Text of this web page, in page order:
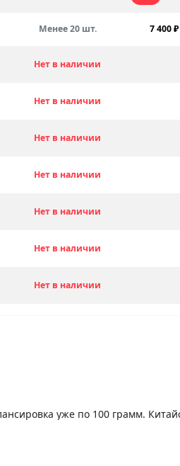
Менее 20 шт. 7 400 ₽
Нет в наличии
Нет в наличии
Нет в наличии
Нет в наличии
Нет в наличии
Нет в наличии
Нет в наличии
уже по 100 грамм.